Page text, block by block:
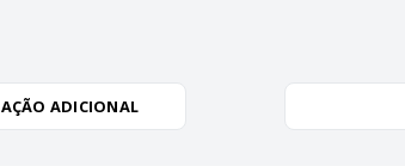
ADICIONAL